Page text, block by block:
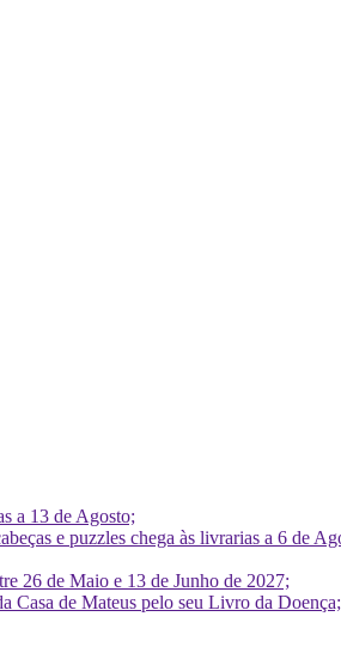
a 13 de Agosto;
e puzzles chega às livrarias a 6 de
26 de Maio e 13 de Junho de 2027;
de Mateus pelo seu Livro da Doença;